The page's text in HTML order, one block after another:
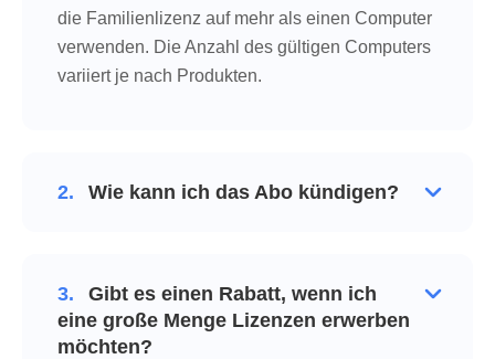
die Familienlizenz auf mehr als einen Computer
verwenden. Die Anzahl des gültigen Computers
variiert je nach Produkten.
2. Wie kann ich das Abo kündigen?
3.
Gibt es einen Rabatt, wenn ich
eine große Menge Lizenzen erwerben
möchten?